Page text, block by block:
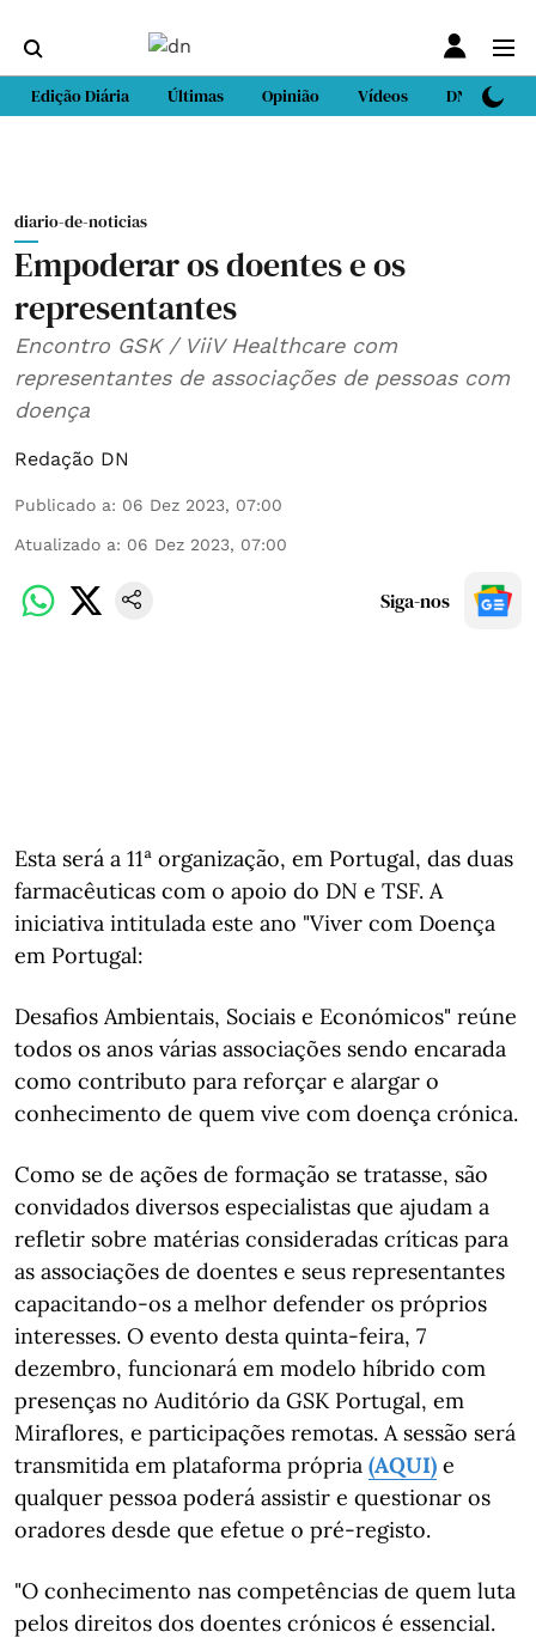
Edição Diária Últimas Opinião Vídeos DN Sport
diario-de-noticias
Empoderar os doentes e os
representantes
Encontro GSK / ViiV Healthcare com
representantes de associações de pessoas com
doença
Redação DN
Publicado a: 06 Dez 2023, 07:00
Atualizado a: 06 Dez 2023, 07:00
Siga-nos
Esta será a 11ª organização, em Portugal, das duas
farmacêuticas com o apoio do DN e TSF. A
iniciativa intitulada este ano "Viver com Doença
em Portugal:
Desafios Ambientais, Sociais e Económicos" reúne
todos os anos várias associações sendo encarada
como contributo para reforçar e alargar o
conhecimento de quem vive com doença crónica.
Como se de ações de formação se tratasse, são
convidados diversos especialistas que ajudam a
refletir sobre matérias consideradas críticas para
as associações de doentes e seus representantes
capacitando-os a melhor defender os próprios
interesses. O evento desta quinta-feira, 7
dezembro, funcionará em modelo híbrido com
presenças no Auditório da GSK Portugal, em
Miraflores, e participações remotas. A sessão será
transmitida em plataforma própria (AQUI) e
qualquer pessoa poderá assistir e questionar os
oradores desde que efetue o pré-registo.
"O conhecimento nas competências de quem luta
pelos direitos dos doentes crónicos é essencial.